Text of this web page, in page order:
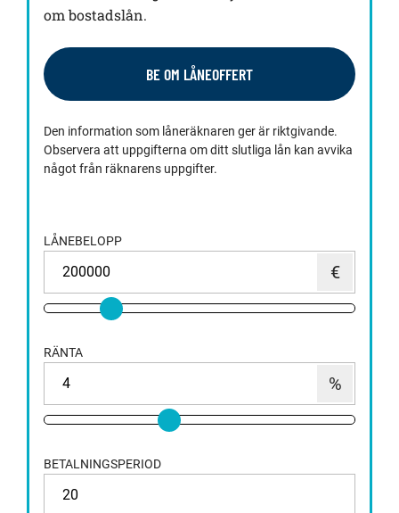
om bostadslån.
BE OM LÅNEOFFERT
Den information som låneräknaren ger är riktgivande.
Observera att uppgifterna om ditt slutliga lån kan avvika
något från räknarens uppgifter.
LÅNEBELOPP
RÄNTA
BETALNINGSPERIOD